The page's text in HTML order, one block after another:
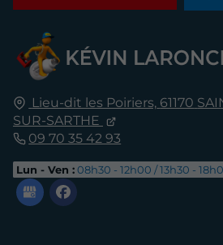
Lieu-dit les Poiriers, 61170
SUR-SARTHE
09 70 35 42 93
Lun - Ven :08h30 - 12h00 / 13h30 -